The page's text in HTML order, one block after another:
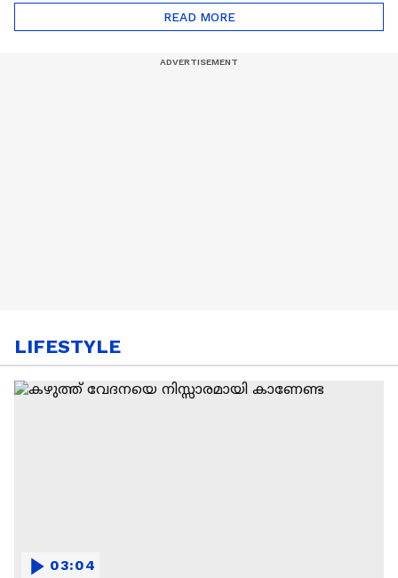
ഒറിയോണിന്റെ യാത്ര
ആരംഭിച്ചു
READ MORE
LIFESTYLE
03:04